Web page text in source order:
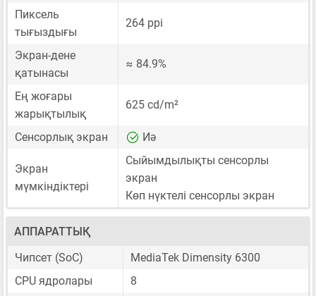
Пиксель
тығыздығы
264 ppi
Экран-дене
қатынасы
≈ 84.9%
Ең жоғары
жарықтылық
625 cd/m²
Сенсорлық экран Иә
Экран
мүмкіндіктері
Сыйымдылықты сенсорлы
экран
Көп нүктелі сенсорлы экран
АППАРАТТЫҚ
Чипсет (SoC)
MediaTek Dimensity 6300
CPU ядролары
8